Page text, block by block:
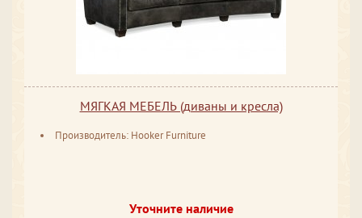
МЯГКАЯ МЕБЕЛЬ (диваны и кресла)
Производитель: Hooker Furniture
Уточните наличие